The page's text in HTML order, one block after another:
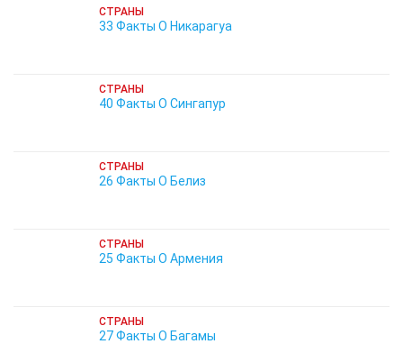
СТРАНЫ
33 Факты О Никарагуа
СТРАНЫ
40 Факты О Сингапур
СТРАНЫ
26 Факты О Белиз
СТРАНЫ
25 Факты О Армения
СТРАНЫ
27 Факты О Багамы